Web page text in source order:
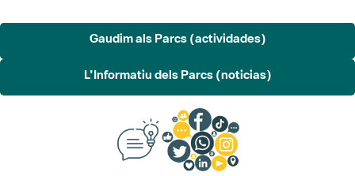
Gaudim als Parcs (actividades)
L'Informatiu dels Parcs (noticias)